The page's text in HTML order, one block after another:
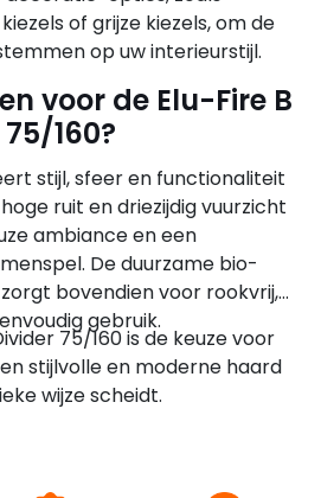
of grijze kiezels, om de
op uw interieurstijl.
voor de Elu-Fire B
160?
stijl, sfeer en functionaliteit
ruit en driezijdig vuurzicht
ambiance en een
De duurzame bio-
bovendien voor rookvrij,
gebruik.
75/160 is de keuze voor
stijlvolle en moderne haard
wijze scheidt.